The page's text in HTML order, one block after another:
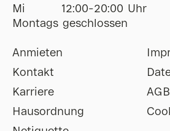
Mi
12:00-20:00 Uhr
Montags geschlossen
Anmieten
Kontakt
Karriere
Hausordnung
AGB